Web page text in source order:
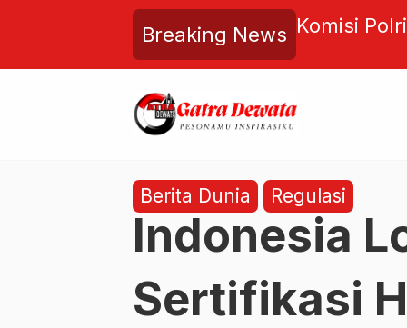
Breaking News
3 Tahanan, Mahfud MD
Golkar
Berita Dunia Regulasi
Indonesia
Sertifikasi